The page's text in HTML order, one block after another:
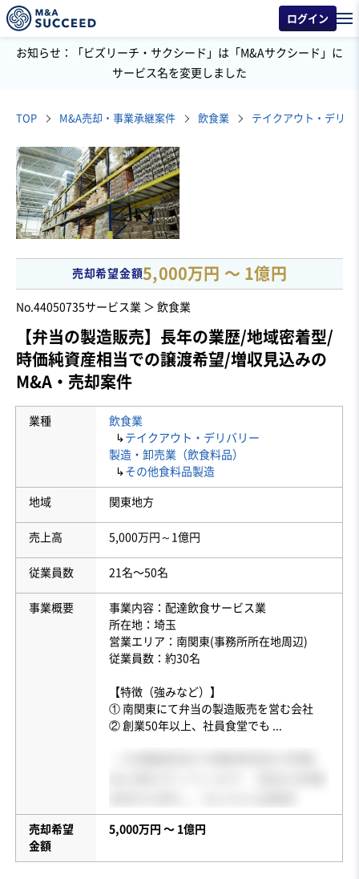
ログイン
お知らせ：「ビズリーチ・サクシード」は「M&Aサクシード」に
サービス名を変更しました
TOP M&A売却・事業承継案件 飲食業 テイクアウト・デリバ
売却希望金額5,000万円 〜 1億円
No.44050735サービス業 ＞ 飲食業
【弁当の製造販売】長年の業歴/地域密着型/
時価純資産相当での譲渡希望/増収見込みの
M&A・売却案件
業種
飲食業
↳ テイクアウト・デリバリー
製造・卸売業（飲食料品）
↳ その他食料品製造
地域 関東地方
売上高 5,000万円～1億円
従業員数 21名〜50名
事業概要
事業内容：配達飲食サービス業
所在地：埼玉
営業エリア：南関東(事務所所在地周辺)
従業員数：約30名
【特徴（強みなど）】
① 南関東にて弁当の製造販売を営む会社
② 創業50年以上、社員食堂でも
売却希望
金額
5,000万円 〜 1億円